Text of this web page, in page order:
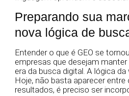
Preparando sua
nova lógica de
Entender o que é GEO se
empresas que desejam manter
era da busca digital. A lógica da
Hoje, não basta aparecer entre
resultados, é preciso ser